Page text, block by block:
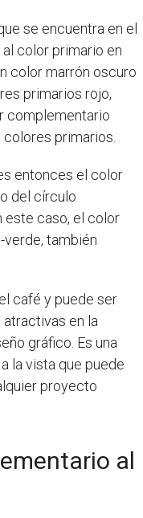
se encuentra en el
color primario en
color marrón oscuro
primarios rojo,
complementario
primarios.
entonces el color
del círculo
este caso, el color
también
café y puede ser
en la
gráfico. Es una
la vista que puede
proyecto
al